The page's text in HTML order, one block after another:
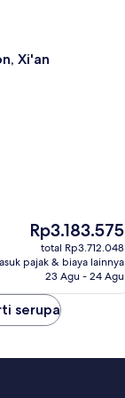
Xi'an
Harga
sekarang
Rp3.183.575
Rp3.183.575
total Rp3.712.048
pajak & biaya lainnya
23 Agu - 24 Agu
serupa